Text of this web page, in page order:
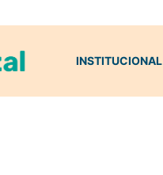
INSTITUCIONAL